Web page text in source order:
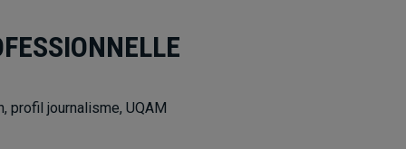
profil journalisme, UQAM